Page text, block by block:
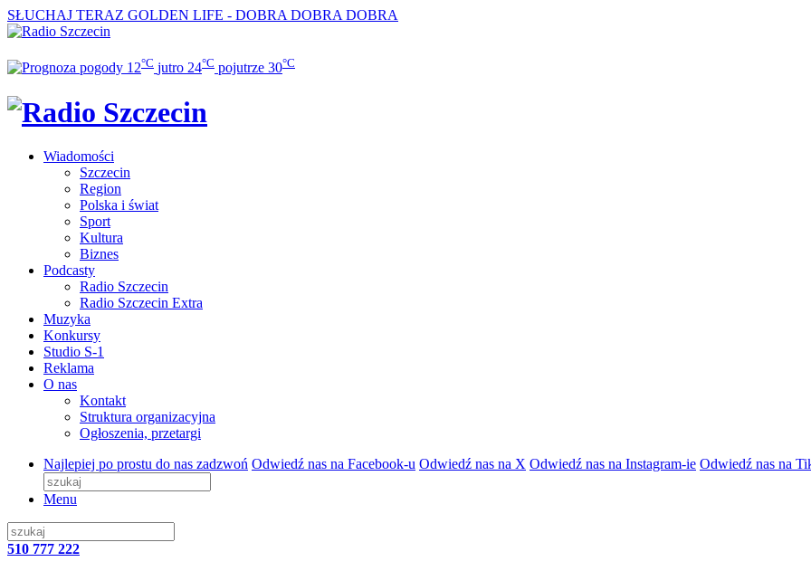
SŁUCHAJ TERAZ GOLDEN LIFE - DOBRA DOBRA DOBRA
12°C jutro 24°C pojutrze 30°C
Wiadomości
Szczecin
Region
Polska i świat
Sport
Kultura
Biznes
Podcasty
Radio Szczecin
Radio Szczecin Extra
Muzyka
Konkursy
Studio S-1
Reklama
O nas
Kontakt
Struktura organizacyjna
Ogłoszenia, przetargi
Najlepiej po prostu do nas zadzwoń Odwiedź nas na Facebook-u Odwiedź nas na X Odwiedź nas na Instagram-ie Odwiedź nas na
Menu
510 777 222